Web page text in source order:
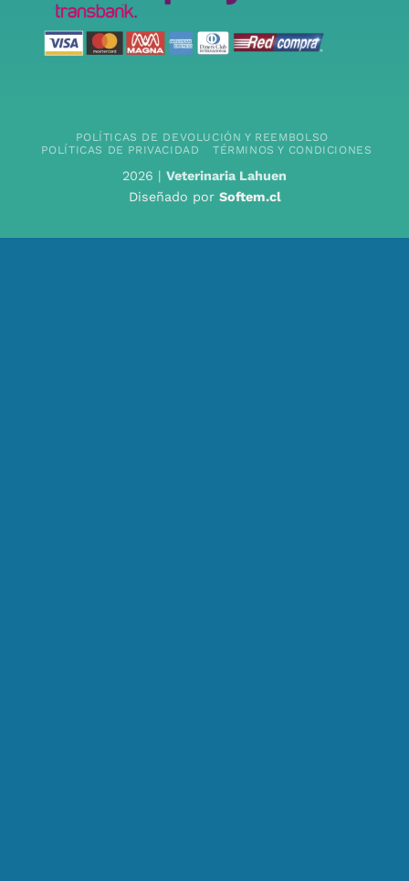
POLÍTICAS DE DEVOLUCIÓN Y REEMBOLSO
POLÍTICAS DE PRIVACIDAD
TÉRMINOS Y CONDICIONES
2026 | Veterinaria Lahuen
Diseñado por Softem.cl